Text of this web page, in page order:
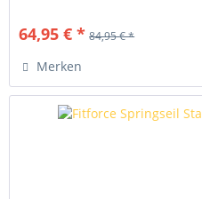
64,95 € * 84,95 € *
Merken